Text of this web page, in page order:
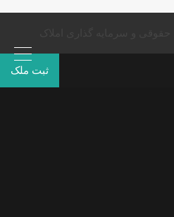
ثبت ملک